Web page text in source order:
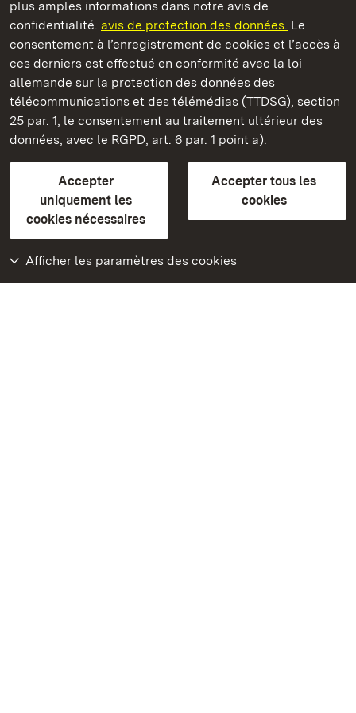
plus amples informations dans notre avis de
confidentialité. avis de protection des données. Le
consentement à l’enregistrement de cookies et l’accès à
ces derniers est effectué en conformité avec la loi
allemande sur la protection des données des
télécommunications et des télémédias (TTDSG), section
25 par. 1, le consentement au traitement ultérieur des
données, avec le RGPD, art. 6 par. 1 point a).
Accepter
uniquement les
cookies nécessaires
Accepter tous les
cookies
Afficher les paramètres des cookies
Vestiges des bains romains de Badenweiler
Châteaux et jardins publics du Bade-Wurtemberg
FAQ et réponsesMentions légalesProtection des données
Explications sur l’accessibilité
BITV-konform (geprüfte Seiten)
plus loin
Accueil
Monuments
Rendez-nous visite